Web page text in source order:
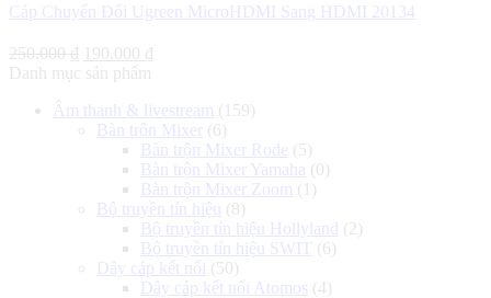
Cáp Chuyển Đổi Ugreen MicroHDMI Sang HDMI 20134
250.000₫
Giá
gốc
250.000 ₫.
190.000 ₫
là:
190.000 ₫.
Danh mục sản phẩm
Âm thanh & livestream (159)
Bàn trộn Mixer
(6)
Bàn trộn Mixer Rode (5)
Bàn trộn Mixer Yamaha (0)
Bàn trộn Mixer Zoom (1)
Bộ truyền tín hiệu
(8)
Bộ truyền tín hiệu Hollyland
(2)
Bộ truyền tín hiệu SWIT (6)
Dây cáp kết nối (50)
Dây cáp kết nối Atomos (4)